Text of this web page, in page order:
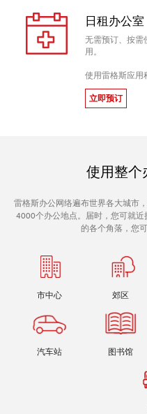
日租办公室
无需预订、按需
用。
使用雷格斯应用
立即预订
使用整个
雷格斯办公网络遍布世界各大城市
4000个办公地点。届时，您可就
的各个角落，您
市中心 郊区
汽车站 图书馆